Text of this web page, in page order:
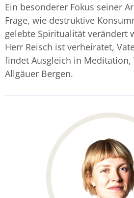
Ein besonderer Fokus seiner
Frage, wie destruktive
gelebte Spiritualität verändert
Herr Reisch ist verheiratet,
findet Ausgleich in Meditation,
Allgäuer Bergen.